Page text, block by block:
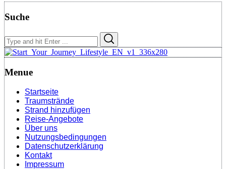
Suche
Search
for:
Menue
Startseite
Traumstrände
Strand hinzufügen
Reise-Angebote
Über uns
Nutzungsbedingungen
Datenschutzerklärung
Kontakt
Impressum